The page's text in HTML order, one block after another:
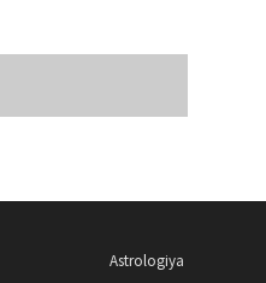
Astrologiya